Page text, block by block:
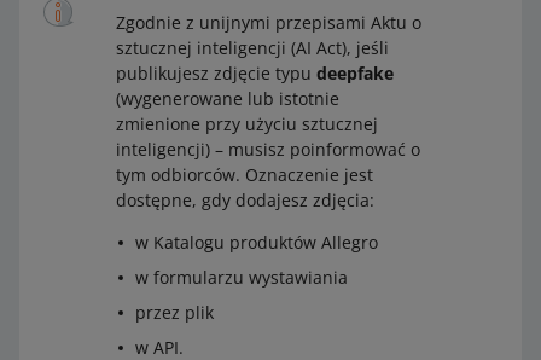
Zgodnie z unijnymi przepisami Aktu o
sztucznej inteligencji (AI Act), jeśli
publikujesz zdjęcie typu deepfake
(wygenerowane lub istotnie
zmienione przy użyciu sztucznej
inteligencji) – musisz poinformować o
tym odbiorców. Oznaczenie jest
dostępne, gdy dodajesz zdjęcia:
w Katalogu produktów Allegro
w formularzu wystawiania
przez plik
w API.